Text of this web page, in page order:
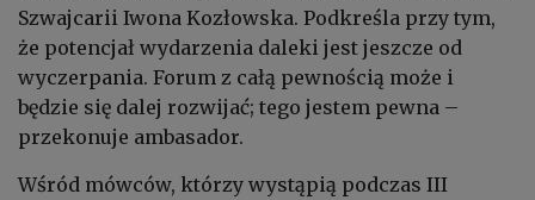
Szwajcarii Iwona Kozłowska. Podkreśla przy tym,
że potencjał wydarzenia daleki jest jeszcze od
wyczerpania. Forum z całą pewnością może i
będzie się dalej rozwijać; tego jestem pewna –
przekonuje ambasador.
Wśród mówców, którzy wystąpią podczas III